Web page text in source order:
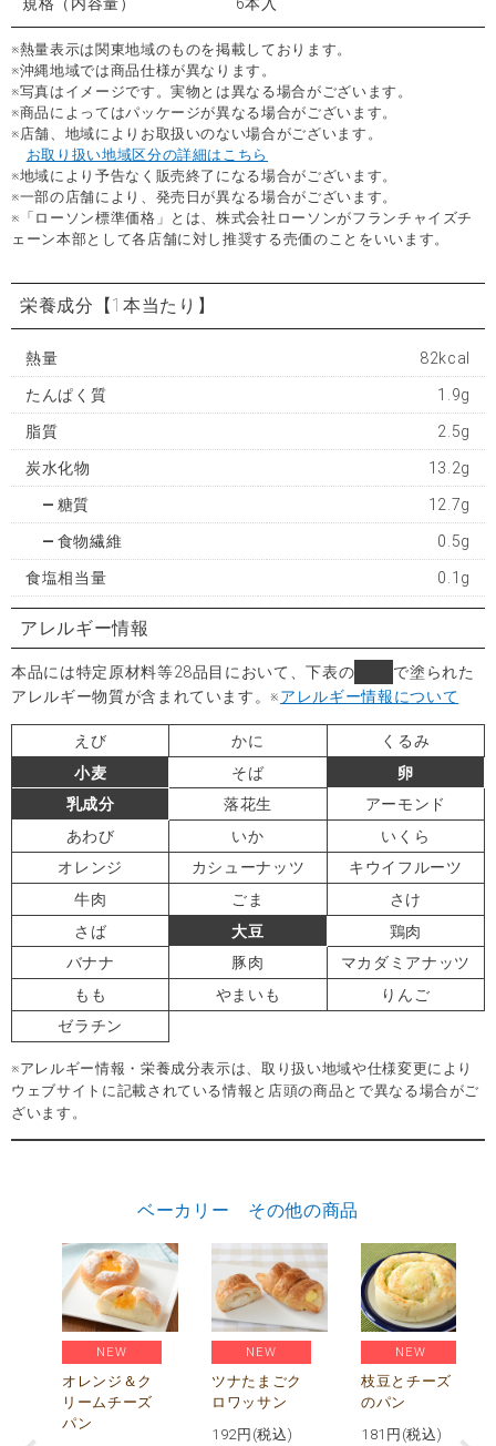
規格（内容量） 6本入
※熱量表示は関東地域のものを掲載しております。
※沖縄地域では商品仕様が異なります。
※写真はイメージです。実物とは異なる場合がございます。
※商品によってはパッケージが異なる場合がございます。
※店舗、地域によりお取扱いのない場合がございます。
お取り扱い地域区分の詳細はこちら
※地域により予告なく販売終了になる場合がございます。
※一部の店舗により、発売日が異なる場合がございます。
※「ローソン標準価格」とは、株式会社ローソンがフランチャイズチ
ェーン本部として各店舗に対し推奨する売価のことをいいます。
栄養成分 【1本当たり】
熱量 82kcal
たんぱく質 1.9g
脂質 2.5g
炭水化物 13.2g
糖質 12.7g
食物繊維 0.5g
食塩相当量 0.1g
アレルギー情報
本品には特定原材料等28品目において、下表の
で塗られた
アレルギー物質が含まれています。※アレルギー情報について
えび かに
くるみ
小麦
そば
卵
乳成分
落花生
アーモンド
あわび
いか
いくら
オレンジ
カシューナッツ
キウイフルーツ
牛肉
ごま
さけ
さば
大豆
鶏肉
バナナ
豚肉
マカダミアナッツ
もも
やまいも
りんご
ゼラチン
※アレルギー情報・栄養成分表示は、取り扱い地域や仕様変更により
ウェブサイトに記載されている情報と店頭の商品とで異なる場合がご
ざいます。
ベーカリー その他の商品
NEW
オレンジ＆ク
リームチーズ
パン
NEW
ツナたまごク
ロワッサン
192 円(税込)
NEW
枝豆とチーズ
のパン
181 円(税込)